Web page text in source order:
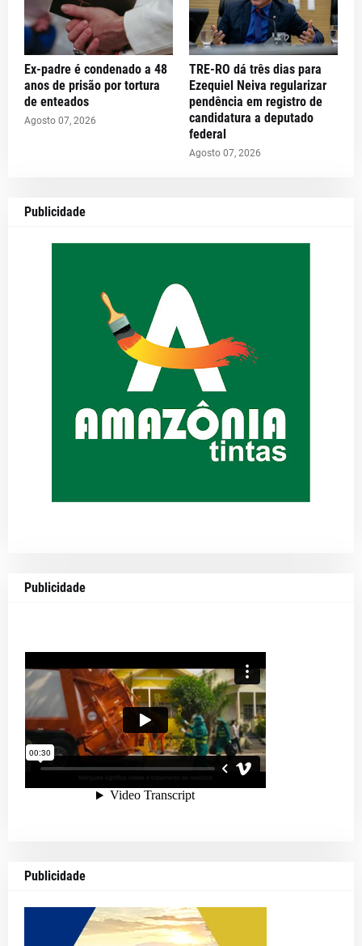
Ex-padre é condenado a 48
anos de prisão por tortura
de enteados
Agosto 07, 2026
TRE-RO dá três dias para
Ezequiel Neiva regularizar
pendência em registro de
candidatura a deputado
federal
Agosto 07, 2026
Publicidade
Publicidade
Publicidade